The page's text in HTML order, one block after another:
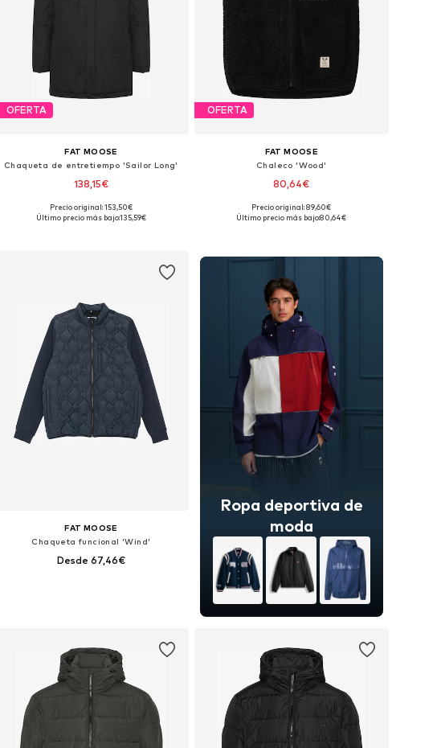
OFERTA
FAT MOOSE
Chaqueta de entretiempo 'Sailor Long'
138,15€
Tallas disponibles: S, M, L, XL, XXL, XXXL
Precio original: 153,50€
Último precio más bajo:135,59€
OFERTA
FAT MOOSE
Chaleco 'Wood'
80,64€
Tallas disponibles: S, M, L, XL, XXL
Precio original: 89,60€
Último precio más bajo:80,64€
FAT MOOSE
Chaqueta funcional 'Wind'
Desde 67,46€
Ropa deportiva de
moda